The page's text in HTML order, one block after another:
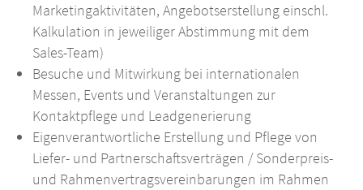
Marketingaktivitäten, Angebotserstellung einschl.
Kalkulation in jeweiliger Abstimmung mit dem
Sales-Team)
Besuche und Mitwirkung bei internationalen
Messen, Events und Veranstaltungen zur
Kontaktpflege und Leadgenerierung
Eigenverantwortliche Erstellung und Pflege von
Liefer- und Partnerschaftsverträgen / Sonderpreis-
und Rahmenvertragsvereinbarungen im Rahmen